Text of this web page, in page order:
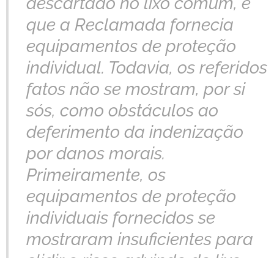
que a Reclamada fornecia
equipamentos de proteção
individual. Todavia, os referidos
fatos não se mostram, por si
sós, como obstáculos ao
deferimento da indenização
por danos morais.
Primeiramente, os
equipamentos de proteção
individuais fornecidos se
mostraram insuficientes para